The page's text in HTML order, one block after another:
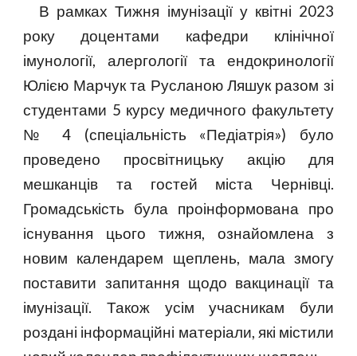
В рамках Тижня імунізації у квітні 2023
року доцентами кафедри клінічної
імунології, алергології та ендокринології
Юлією Марчук та Русланою Ляшук разом зі
студентами 5 курсу медичного факультету
№ 4 (спеціальність «Педіатрія») було
проведено просвітницьку акцію для
мешканців та гостей міста Чернівці.
Громадськість була проінформована про
існування цього тижня, ознайомлена з
новим календарем щеплень, мала змогу
поставити запитання щодо вакцинації та
імунізації. Також усім учасникам були
роздані інформаційні матеріали, які містили